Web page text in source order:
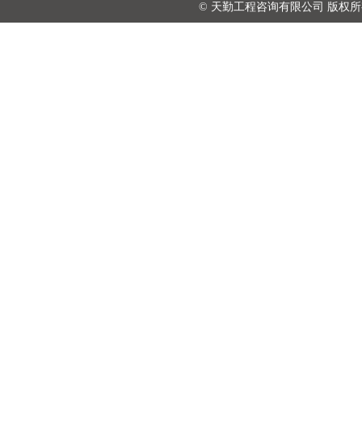
© 天勤工程咨询有限公司 版权